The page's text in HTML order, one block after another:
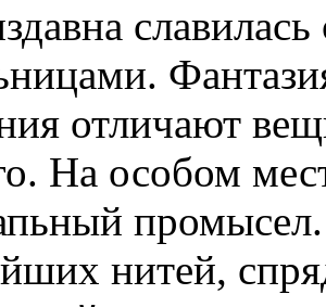
отличают
На особом
нитей,